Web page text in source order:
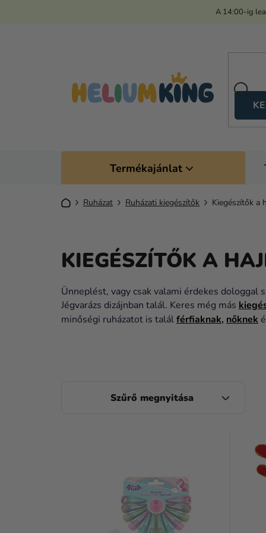
A 14:00-ig
Termékajánlat
KezdőlapRuházat Ruházati kiegészítők Kiegészítők a
KIEGÉSZÍTŐK A
Ünneplést, vagy csak valami érdekes dologgal
Jégvarázs dizájnban talál. Keres még más
minőségi ruházatot is találférfiaknak, nőknek